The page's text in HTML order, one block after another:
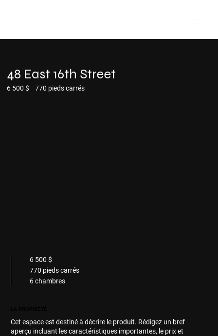
48 East 16th Street
6 500 $ 770 pieds carrés
6 500 $
770 pieds carrés
6 chambres
Cet espace est destiné à décrire le produit. Rédigez un bref
aperçu incluant les caractéristiques importantes, le prix et